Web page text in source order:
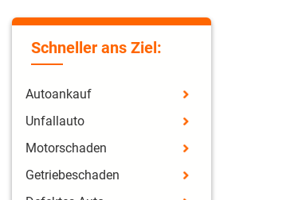
Schneller ans Ziel:
Autoankauf
Unfallauto
Motorschaden
Getriebeschaden